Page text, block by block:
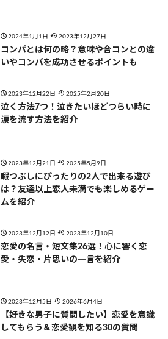
2024年1月1日 2023年12月27日
コンパとは何の略？意味や合コンとの違
いやコンパを成功させるポイントも
2023年12月22日 2025年2月20日
泣く方法7つ！泣きたいほどつらい時に
涙を流す方法を紹介
2023年12月21日 2025年5月9日
暇つぶしにぴったりの2人で出来る遊び
は？友達以上恋人未満でも楽しめるゲー
ムを紹介
2023年12月12日 2023年12月10日
恋愛の名言・短文集26選！心に響く恋
愛・失恋・片思いの一言を紹介
2023年12月5日 2026年6月4日
【好きな男子に質問したい】恋愛を意識
してもらう＆恋愛観を知る30の質問